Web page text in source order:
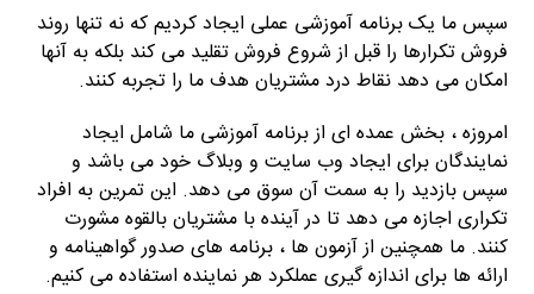
سپس ما یک برنامه آموزشی عملی ایجاد کردیم که نه تنها روند
فروش تکرارها را قبل از شروع فروش تقلید می کند بلکه به آنها
امکان می دهد نقاط درد مشتریان هدف ما را تجربه کنند.
امروزه ، بخش عمده ای از برنامه آموزشی ما شامل ایجاد
نمایندگان برای ایجاد وب سایت و وبلاگ خود می باشد و
سپس بازدید را به سمت آن سوق می دهد. این تمرین به افراد
تکراری اجازه می دهد تا در آینده با مشتریان بالقوه مشورت
کنند. ما همچنین از آزمون ها ، برنامه های صدور گواهینامه و
ارائه ها برای اندازه گیری عملکرد هر نماینده استفاده می کنیم.